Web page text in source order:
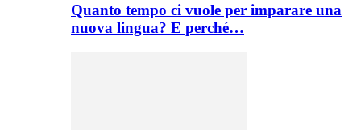
Quanto tempo ci vuole per imparare una
nuova lingua? E perché…